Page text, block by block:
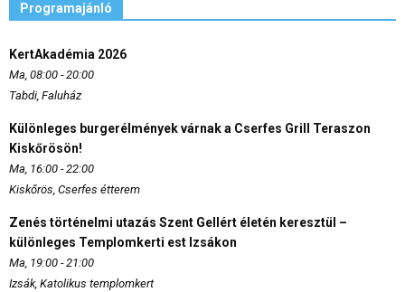
Programajánló
KertAkadémia 2026
Ma, 08:00 - 20:00
Tabdi, Faluház
Különleges burgerélmények várnak a Cserfes Grill Teraszon
Kiskőrösön!
Ma, 16:00 - 22:00
Kiskőrös, Cserfes étterem
Zenés történelmi utazás Szent Gellért életén keresztül –
különleges Templomkerti est Izsákon
Ma, 19:00 - 21:00
Izsák, Katolikus templomkert